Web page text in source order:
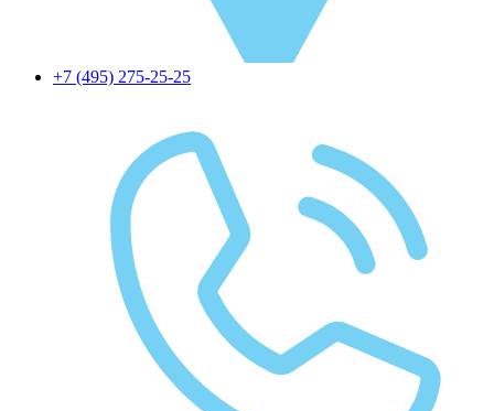
+7 (495) 275-25-25